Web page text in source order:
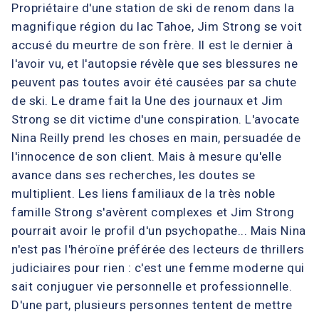
Propriétaire d'une station de ski de renom dans la
magnifique région du lac Tahoe, Jim Strong se voit
accusé du meurtre de son frère. Il est le dernier à
l'avoir vu, et l'autopsie révèle que ses blessures ne
peuvent pas toutes avoir été causées par sa chute
de ski. Le drame fait la Une des journaux et Jim
Strong se dit victime d'une conspiration. L'avocate
Nina Reilly prend les choses en main, persuadée de
l'innocence de son client. Mais à mesure qu'elle
avance dans ses recherches, les doutes se
multiplient. Les liens familiaux de la très noble
famille Strong s'avèrent complexes et Jim Strong
pourrait avoir le profil d'un psychopathe... Mais Nina
n'est pas l'héroïne préférée des lecteurs de thrillers
judiciaires pour rien : c'est une femme moderne qui
sait conjuguer vie personnelle et professionnelle.
D'une part, plusieurs personnes tentent de mettre